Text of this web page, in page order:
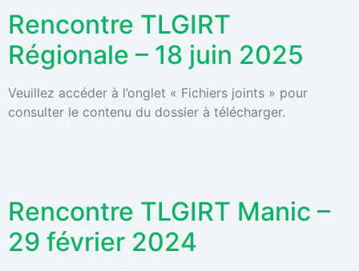
Rencontre TLGIRT
Régionale – 18 juin 2025
Veuillez accéder à l’onglet « Fichiers joints » pour
consulter le contenu du dossier à télécharger.
Rencontre TLGIRT Manic –
29 février 2024